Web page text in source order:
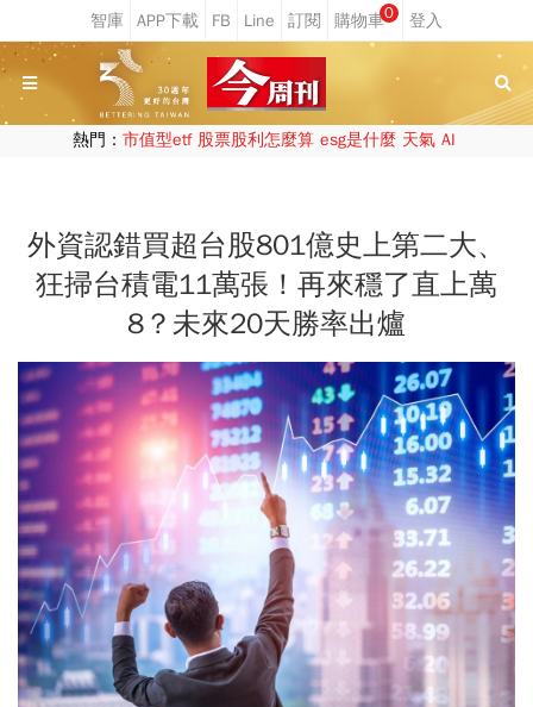
0
熱門： 市值型etf 股票股利怎麼算 esg是什麼 天氣 AI
外資認錯買超台股801億史上第二大、
狂掃台積電11萬張！再來穩了直上萬
8？未來20天勝率出爐